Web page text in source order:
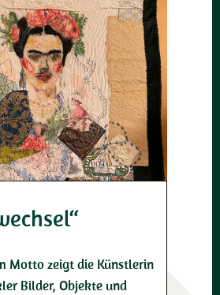
Motto zeigt die Künstlerin
Bilder, Objekte und